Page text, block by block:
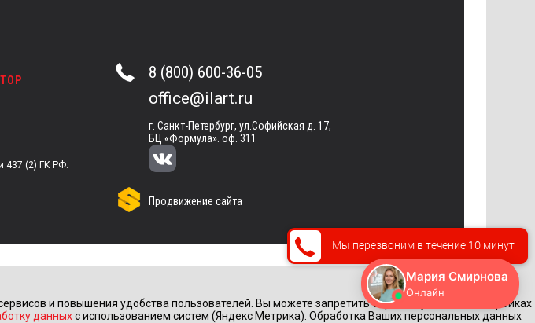
437 (2) ГК РФ.
8 (800) 600-36-05
office@ilart.ru
г. Санкт-Петербург, ул.Софийская д. 17,
БЦ «Формула». оф. 311
Продвижение сайта
и повышения удобства пользователей. Вы можете запретить обработку cookie в настройках
данныхс использованием систем (Яндекс Метрика). Обработка Ваших персональных данных
Мы перезвоним в течение 10 минут